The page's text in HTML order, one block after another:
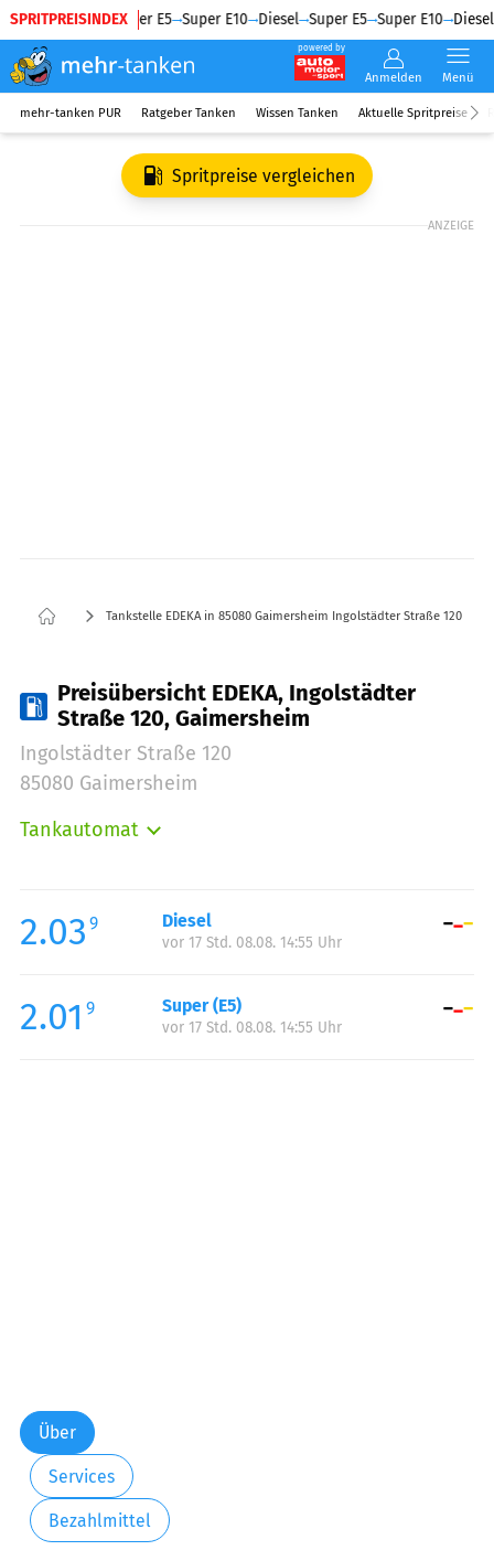
SPRITPREISINDEX
Diesel Super E5 Super E10 Diesel Super E5 Super E10 Diesel
powered by
Anmelden Menü
mehr-tanken PUR Ratgeber Tanken Wissen Tanken Aktuelle Spritpreise
Spritpreise vergleichen
ANZEIGE
Tankstelle EDEKA in 85080 Gaimersheim Ingolstädter Straße 120
Preisübersicht EDEKA, Ingolstädter
Straße 120, Gaimersheim
Ingolstädter Straße 120
85080 Gaimersheim
Tankautomat
Mittwoch:
06:00-22:00
Donnerstag:
Samstag:
06:00-19:00
2.03 9 Diesel
vor 17 Std. 08.08. 14:55 Uhr
2.01 9 Super (E5)
vor 17 Std. 08.08. 14:55 Uhr
Über
Services
Bezahlmittel